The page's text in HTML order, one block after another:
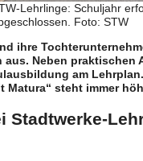
Lehrlinge: Schuljahr
Foto: STW
ihre
Neben praktischen
am
Matura“ steht immer
Stadtwerke-